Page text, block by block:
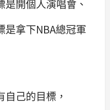
開個人演唱會、
是拿下NBA總冠軍
己的目標，